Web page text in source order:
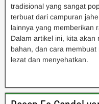
tradisional yang sangat
terbuat dari campuran
lainnya yang memberikan
Dalam artikel ini, kita
bahan, dan cara
lezat dan menyehatkan.